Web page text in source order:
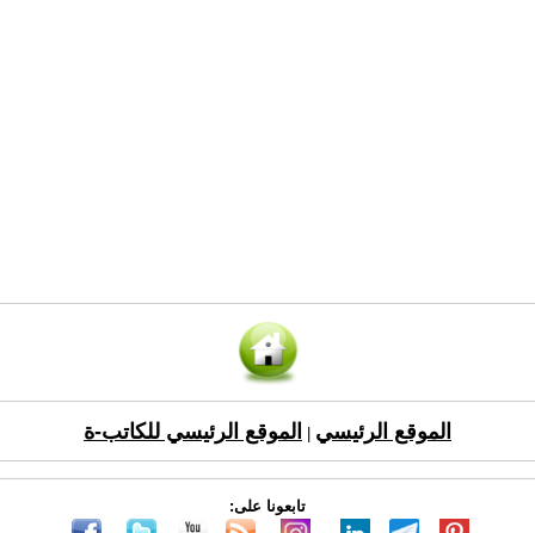
الموقع الرئيسي الموقع الرئيسي للكاتب-ة
تابعونا على: